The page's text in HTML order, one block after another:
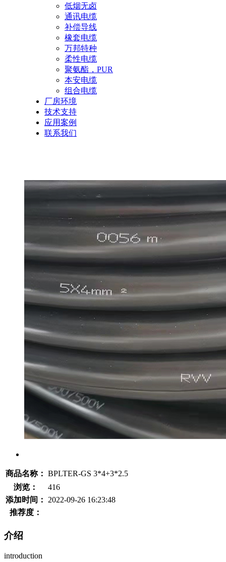
低烟无卤
通讯电缆
补偿导线
橡套电缆
万邦特种
柔性电缆
聚氨酯，PUR
本安电缆
组合电缆
厂房环境
技术支持
应用案例
联系我们
商品名称： BPLTER-GS 3*4+3*2.5
浏览：
416
添加时间：
2022-09-26 16:23:48
推荐度：
介绍
introduction